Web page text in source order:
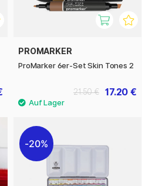
PROMARKER
ProMarker 6er-Set Skin Tones 2
17.20 €
21.50 €
20%